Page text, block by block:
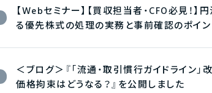
【Webセミナー】【買収担当者・CFO必見！
る優先株式の処理の実務と事前確認のポイン
＜ブログ＞『「流通・取引慣行ガイドライン
価格拘束はどうなる？』を公開しました